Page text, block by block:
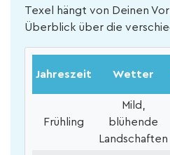
Texel hängt von Deinen
Überblick über die
Jahreszeit Wetter
Frühling
Mild,
blühende
Landschaften